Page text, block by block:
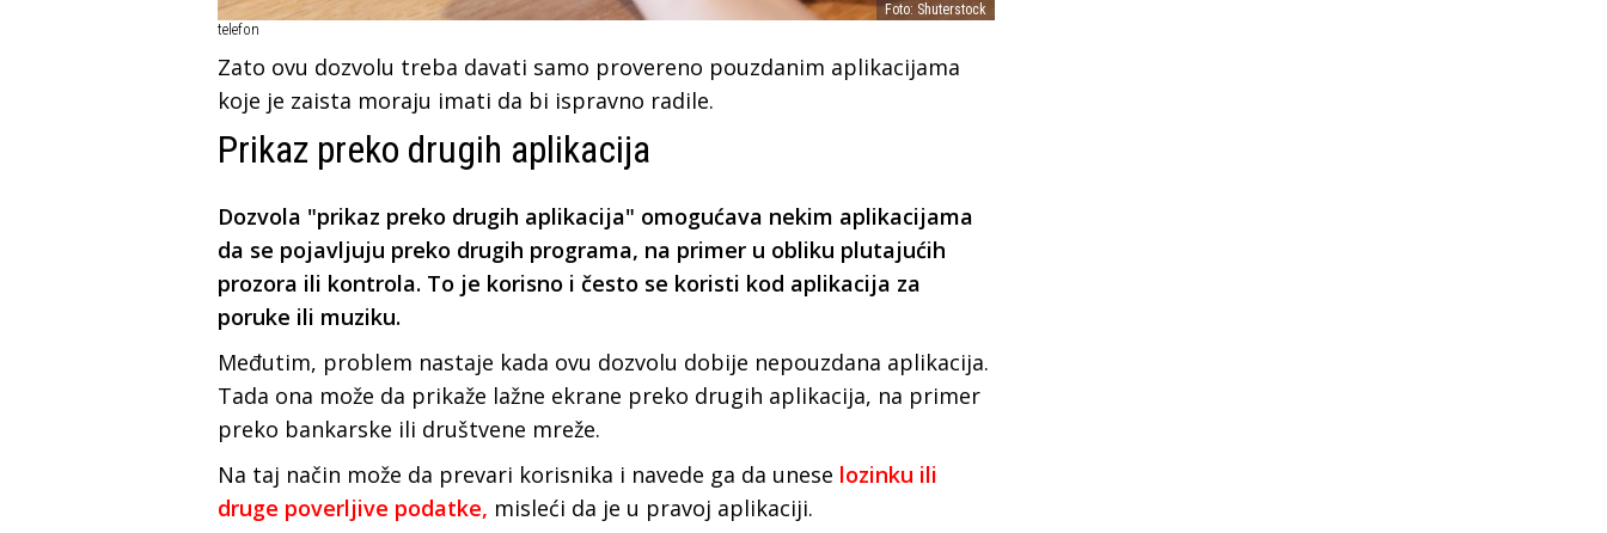
Foto: Shuterstock
telefon
Zato ovu dozvolu treba davati samo provereno pouzdanim aplikacijama
koje je zaista moraju imati da bi ispravno radile.
Prikaz preko drugih aplikacija
Dozvola "prikaz preko drugih aplikacija" omogućava nekim aplikacijama
da se pojavljuju preko drugih programa, na primer u obliku plutajućih
prozora ili kontrola. To je korisno i često se koristi kod aplikacija za
poruke ili muziku.
Međutim, problem nastaje kada ovu dozvolu dobije nepouzdana aplikacija.
Tada ona može da prikaže lažne ekrane preko drugih aplikacija, na primer
preko bankarske ili društvene mreže.
Na taj način može da prevari korisnika i navede ga da unese lozinku ili
druge poverljive podatke, misleći da je u pravoj aplikaciji.